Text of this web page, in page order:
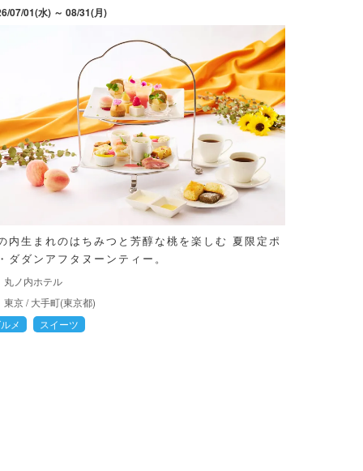
07/01(水) ～ 08/31(月)
内生まれのはちみつと芳醇な桃を楽しむ 夏限定ポ
ダダンアフタヌーンティー。
丸ノ内ホテル
東京/大手町(東京都)
メ
スイーツ